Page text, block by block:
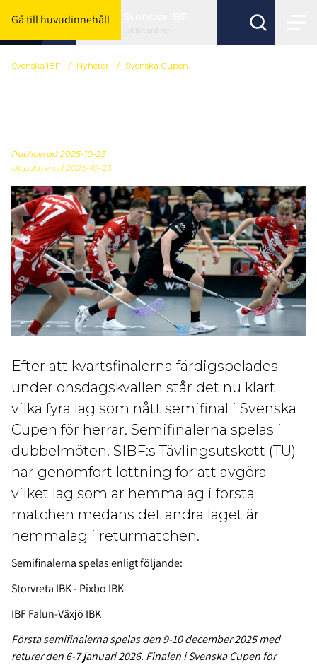
Gå till huvudinnehåll
Byt förbund här
Svenska IBF / Nyheter / Svenska Cupen
Publicerad 2025-10-23
Uppdaterad 2025-10-23
Efter att kvartsfinalerna färdigspelades
under onsdagskvällen står det nu klart
vilka fyra lag som nått semifinal i Svenska
Cupen för herrar. Semifinalerna spelas i
dubbelmöten. SIBF:s Tävlingsutskott (TU)
har genomfört lottning för att avgöra
vilket lag som är hemmalag i första
matchen medans det andra laget är
hemmalag i returmatchen.
Semifinalerna spelas enligt följande:
Storvreta IBK - Pixbo IBK
IBF Falun-Växjö IBK
Första semifinalerna spelas den 9-10 december 2025 med
returer den 6-7 januari 2026. Finalen i Svenska Cupen för